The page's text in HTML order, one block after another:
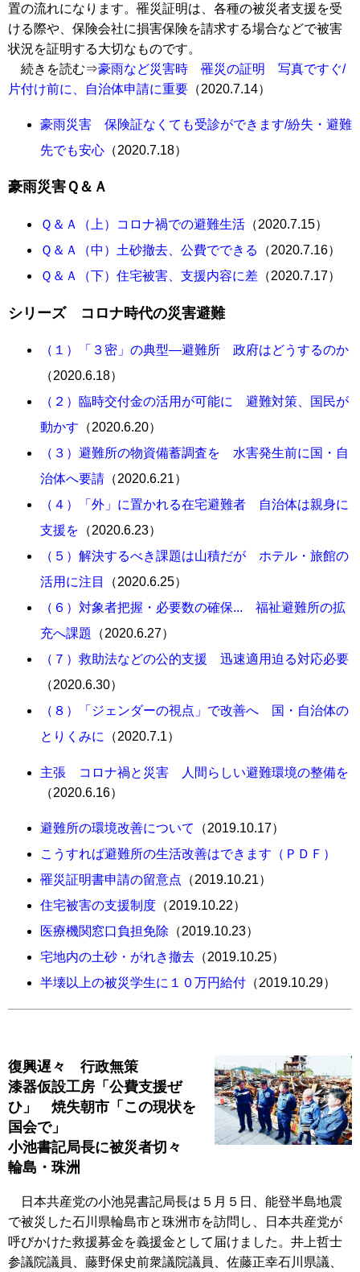
置の流れになります。罹災証明は、各種の被災者支援を受
ける際や、保険会社に損害保険を請求する場合などで被害
状況を証明する大切なものです。
続きを読む⇒豪雨など災害時 罹災の証明 写真ですぐ/
片付け前に、自治体申請に重要 （2020.7.14）
豪雨災害 保険証なくても受診ができます/紛失・避難
先でも安心 （2020.7.18）
豪雨災害Ｑ＆Ａ
Ｑ＆Ａ（上）コロナ禍での避難生活 （2020.7.15）
Ｑ＆Ａ（中）土砂撤去、公費でできる
（2020.7.16）
Ｑ＆Ａ（下）住宅被害、支援内容に差 （2020.7.17）
シリーズ コロナ時代の災害避難
（１）「３密」の典型―避難所 政府はどうするのか
（2020.6.18）
（２）臨時交付金の活用が可能に 避難対策、国民が
動かす （2020.6.20）
（３）避難所の物資備蓄調査を 水害発生前に国・自
治体へ要請 （2020.6.21）
（４）「外」に置かれる在宅避難者 自治体は親身に
支援を （2020.6.23）
（５）解決するべき課題は山積だが ホテル・旅館の
活用に注目
（2020.6.25）
（６）対象者把握・必要数の確保... 福祉避難所の拡
充へ課題
（2020.6.27）
（７）救助法などの公的支援 迅速適用迫る対応必要
（2020.6.30）
（８）「ジェンダーの視点」で改善へ 国・自治体の
とりくみに
（2020.7.1）
主張 コロナ禍と災害 人間らしい避難環境の整備を
（2020.6.16）
避難所の環境改善について
（2019.10.17）
こうすれば避難所の生活改善はできます（ＰＤＦ）
罹災証明書申請の留意点 （2019.10.21）
住宅被害の支援制度 （2019.10.22）
医療機関窓口負担免除 （2019.10.23）
宅地内の土砂・がれき撤去 （2019.10.25）
半壊以上の被災学生に１０万円給付 （2019.10.29）
復興遅々 行政無策
漆器仮設工房「公費支援ぜ
ひ」 焼失朝市「この現状を
国会で」
小池書記局長に被災者切々
輪島・珠洲
日本共産党の小池晃書記局長は５月５日、能登半島地震
で被災した石川県輪島市と珠洲市を訪問し、日本共産党が
呼びかけた救援募金を義援金として届けました。井上哲士
参議院議員、藤野保史前衆議院議員、佐藤正幸石川県議、